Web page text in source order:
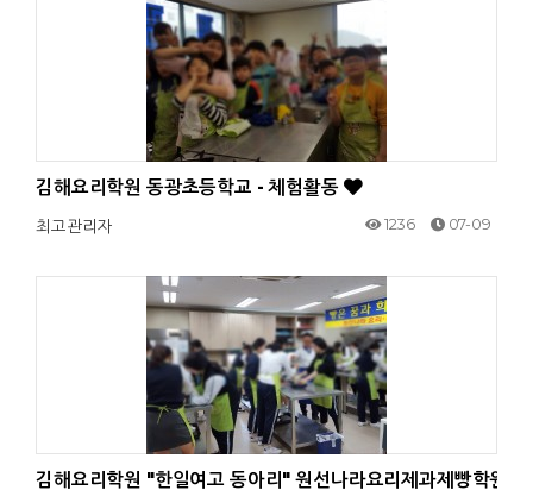
김해요리학원 동광초등학교 - 체험활동
최고관리자 1236 07-09
김해요리학원 "한일여고 동아리" 원선나라요리제과제빵학원